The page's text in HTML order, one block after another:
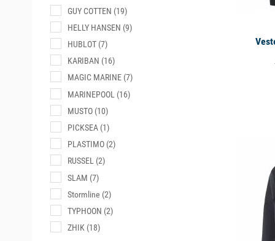
GUY COTTEN (19)
HELLY HANSEN (9)
HUBLOT (7)
KARIBAN (16)
MAGIC MARINE (7)
MARINEPOOL (16)
MUSTO (10)
PICKSEA (1)
PLASTIMO (2)
RUSSEL (2)
SLAM (7)
Stormline (2)
TYPHOON (2)
ZHIK (18)
La
col
de
de poste